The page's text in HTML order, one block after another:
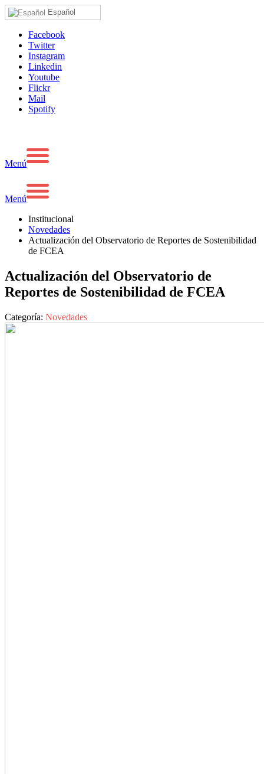
Español
Facebook
Twitter
Instagram
Linkedin
Youtube
Flickr
Mail
Spotify
Menú
Menú
Institucional
Novedades
Actualización del Observatorio de Reportes de Sostenibilidad
de FCEA
Actualización del Observatorio de
Reportes de Sostenibilidad de FCEA
Categoría: Novedades